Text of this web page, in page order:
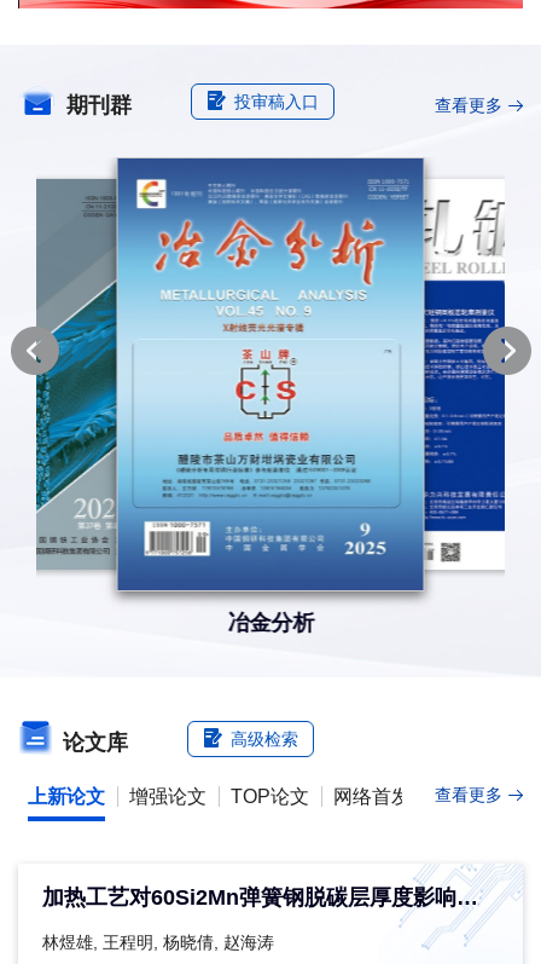
期刊群 投审稿入口 查看更多
轧钢
论文库
上新论文 增强论文 TOP论文 网络首发 当期论文
高级检索
查看更多
加热工艺对60Si2Mn弹簧钢脱碳层厚度影响的数值模拟
林煜雄 王程明 杨晓倩 赵海涛